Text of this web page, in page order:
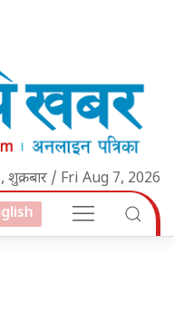
शुक्रबार / Fri Aug 7, 2026